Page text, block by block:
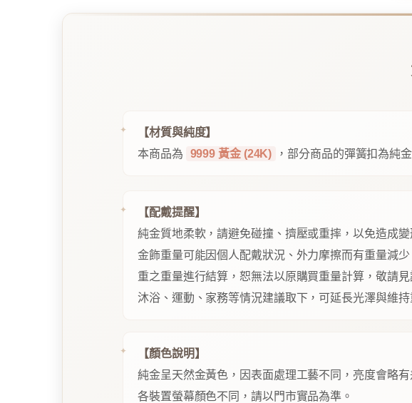
【材質與純度】
本商品為
9999 黃金 (24K) ，部分商品的彈簧扣為純
【配戴提醒】
純金質地柔軟，請避免碰撞、擠壓或重摔，以免造成
金飾重量可能因個人配戴狀況、外力摩擦而有重量減
重之重量進行結算，恕無法以原購買重量計算，敬請見
沐浴、運動、家務等情況建議取下，可延長光澤與維持
【顏色說明】
純金呈天然金黃色，因表面處理工藝不同，亮度會略有
各裝置螢幕顏色不同，請以門市實品為準。